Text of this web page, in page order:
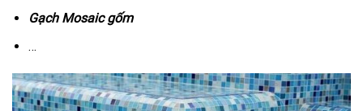
Gạch Mosaic gốm
…